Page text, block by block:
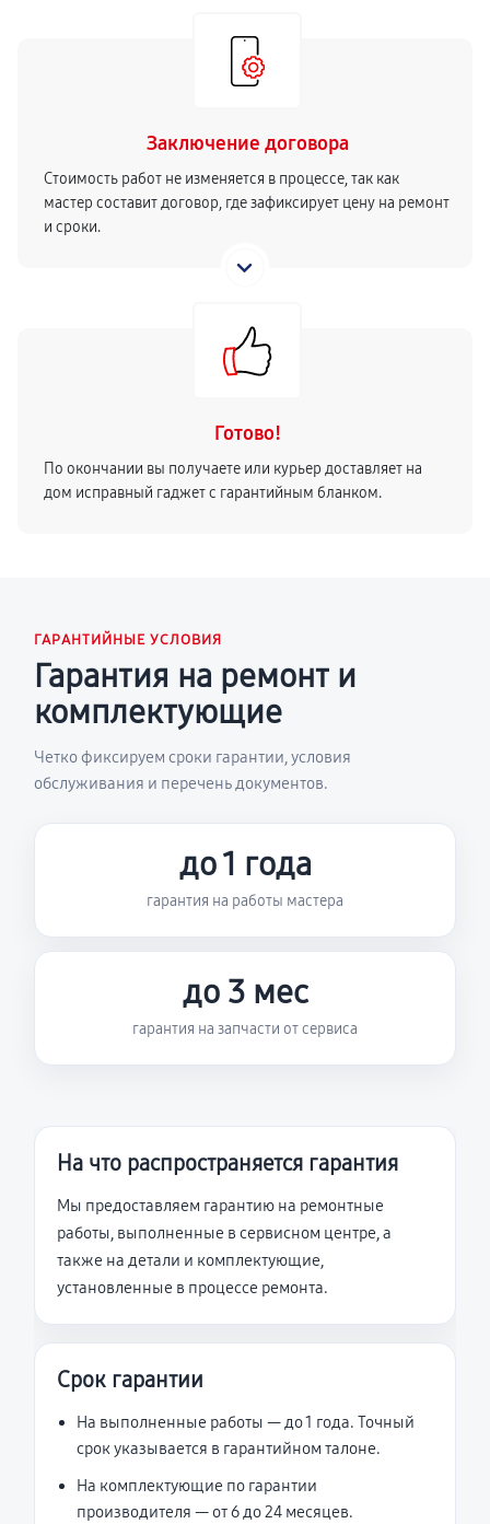
Заключение договора
Стоимость работ не изменяется в процессе, так как
мастер составит договор, где зафиксирует цену на ремонт
и сроки.
Готово!
По окончании вы получаете или курьер доставляет на
дом исправный гаджет с гарантийным бланком.
ГАРАНТИЙНЫЕ УСЛОВИЯ
Гарантия на ремонт и
комплектующие
Четко фиксируем сроки гарантии, условия
обслуживания и перечень документов.
до 1 года
гарантия на работы мастера
до 3 мес
гарантия на запчасти от сервиса
На что распространяется гарантия
Мы предоставляем гарантию на ремонтные
работы, выполненные в сервисном центре, а
также на детали и комплектующие,
установленные в процессе ремонта.
Срок гарантии
На выполненные работы — до 1 года. Точный
срок указывается в гарантийном талоне.
На комплектующие по гарантии
производителя — от 6 до 24 месяцев.